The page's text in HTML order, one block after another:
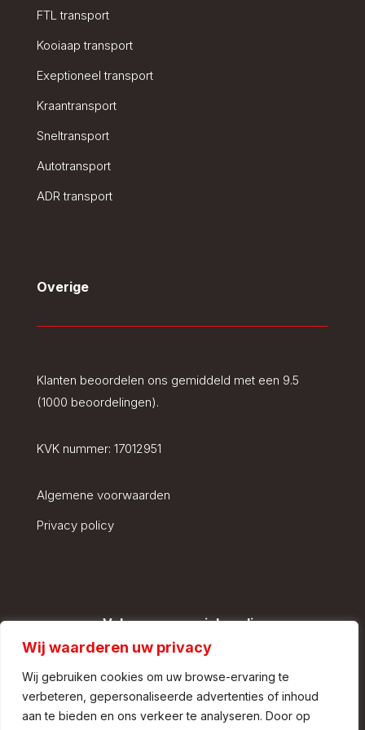
Wij waarderen uw privacy
Wij gebruiken cookies om uw browse-ervaring te
verbeteren, gepersonaliseerde advertenties of inhoud
aan te bieden en ons verkeer te analyseren. Door op
FTL transport
Kooiaap transport
Exeptioneel transport
Kraantransport
Sneltransport
Autotransport
ADR transport
Overige
Klanten beoordelen ons gemiddeld met een 9.5
(1000 beoordelingen).
KVK nummer: 17012951
Algemene voorwaarden
Privacy policy
Volg ons op social media